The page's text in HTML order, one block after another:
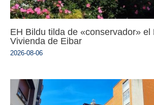
EH Bildu tilda de «conservador» el
Vivienda de Eibar
2026-08-06